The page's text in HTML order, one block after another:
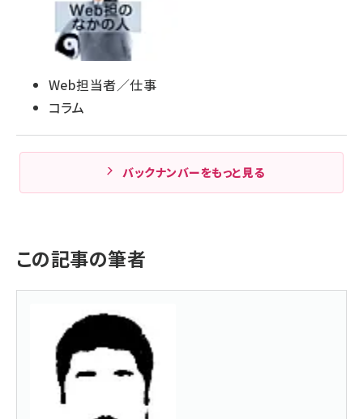
Web担当者／仕事
コラム
バックナンバーをもっと見る
この記事の筆者